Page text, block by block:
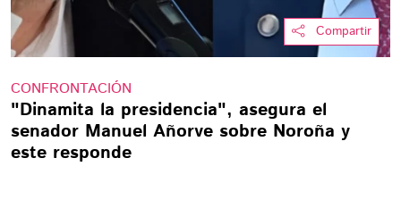
Compartir
CONFRONTACIÓN
"Dinamita la presidencia", asegura el
senador Manuel Añorve sobre Noroña y
este responde